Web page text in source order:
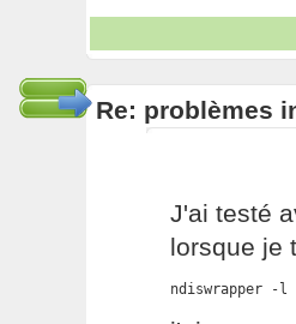
Re: problèmes
J'ai testé
lorsque je
ndiswrapper -l